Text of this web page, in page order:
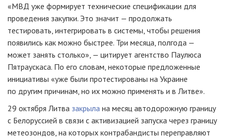
«МВД уже формирует технические спецификации для
проведения закупки. Это значит — продолжать
тестировать, интегрировать в системы, чтобы решения
появились как можно быстрее. Три месяца, полгода —
может занять столько», — цитирует агентство Паулюса
Пятраускаса. По его словам, некоторые предложенные
инициативы «уже были протестированы на Украине
по другим причинам, но их можно применять и в Литве».
29 октября Литва закрыла на месяц автодорожную границу
с Белоруссией в связи с активизацией запуска через границу
метеозондов, на которых контрабандисты переправляют